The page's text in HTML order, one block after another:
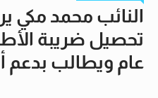
النائب محمد
تحصيل ضريبة
عام ويطالب بدعم